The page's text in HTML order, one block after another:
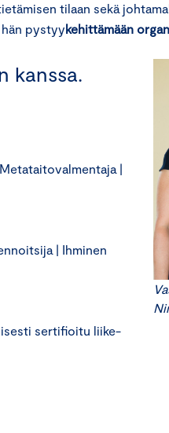
tilaan sekä
pystyykehittämään
kanssa.
|
| Ihminen
sertifioitu liike-